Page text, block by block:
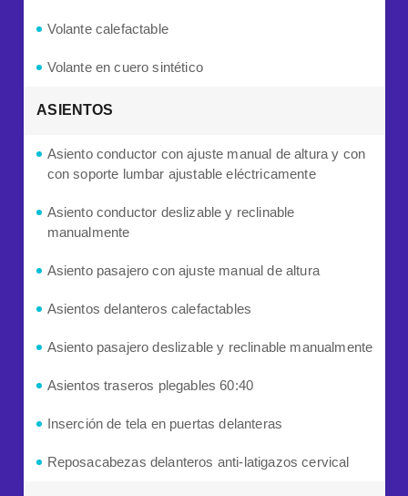
Volante calefactable
Volante en cuero sintético
ASIENTOS
Asiento conductor con ajuste manual de altura y con
con soporte lumbar ajustable eléctricamente
Asiento conductor deslizable y reclinable
manualmente
Asiento pasajero con ajuste manual de altura
Asientos delanteros calefactables
Asiento pasajero deslizable y reclinable manualmente
Asientos traseros plegables 60:40
Inserción de tela en puertas delanteras
Reposacabezas delanteros anti-latigazos cervical